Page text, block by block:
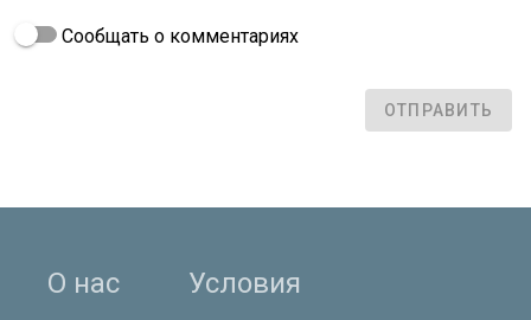
Сообщать о комментариях
ОТПРАВИТЬ
О нас Условия